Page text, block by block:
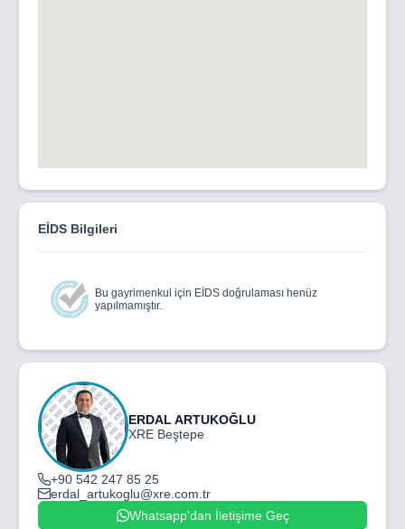
EİDS Bilgileri
Bu gayrimenkul için EİDS doğrulaması henüz
yapılmamıştır.
ERDAL ARTUKOĞLU
XRE Beştepe
+90 542 247 85 25
erdal_artukoglu@xre.com.tr
Whatsapp'dan İletişime Geç